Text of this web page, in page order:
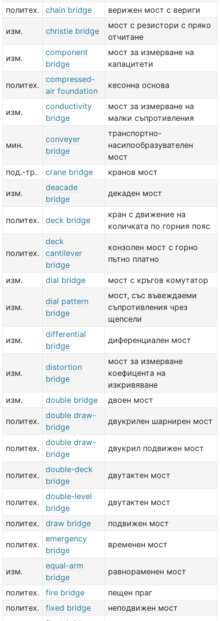
политех. chain bridge верижен мост с вериги
изм. christie bridge
мост с резистори с пряко
отчитане
изм.
component
bridge
мост за измерване на
капацитети
политех.
compressed-
air foundation
кесонна основа
изм.
conductivity
bridge
мост за измерване на
малки съпротивления
мин.
conveyer
bridge
транспортно-
насипообразувателен
мост
под.-тр.
crane bridge кранов мост
изм.
deacade
bridge
декаден мост
политех. deck bridge
кран с движение на
количката по горния пояс
политех.
deck
cantilever
bridge
конзолен мост с горно
пътно платно
изм. dial bridge мост с кръгов комутатор
изм.
dial pattern
bridge
мост, със въвеждаеми
съпротивления чрез
щепсели
изм.
differential
bridge
диференциален мост
изм.
distortion
bridge
мост за измерване
коефицента на
изкривяване
изм.
double bridge двоен мост
политех.
double draw-
bridge
двукрилен шарнирен мост
политех.
double draw-
bridge
двукрил подвижен мост
политех.
double-deck
bridge
двутактен мост
политех.
double-level
bridge
двутактен мост
политех. draw bridge подвижен мост
политех.
emergency
bridge
временен мост
изм.
equal-arm
bridge
равнораменен мост
политех. fire bridge
пещен праг
политех.
fixed bridge
неподвижен мост